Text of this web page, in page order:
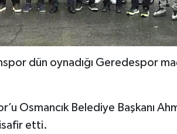
dün oynadığı Geredespor
Osmancık Belediye Başkanı
etti.